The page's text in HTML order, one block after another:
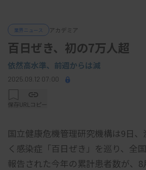
業界ニュース アカデミア
百日ぜき、初の7万人超
依然高水準、前週からは減
2025.09.12 07:00
保存URLコピー
国立健康危機管理研究機構は9日
く感染症「百日ぜき」を巡り、全
報告された今年の累計患者数が、